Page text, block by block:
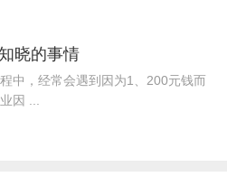
晓的事情
中，经常会遇到因为1、200元钱而
因 ...